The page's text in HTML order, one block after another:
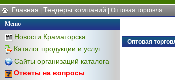
Главная | Тендеры компаний | Оптовая торговля
Меню
Новости Краматорска
Каталог продукции и услуг
Сайты организаций каталога
Ответы на вопросы
Оптовая